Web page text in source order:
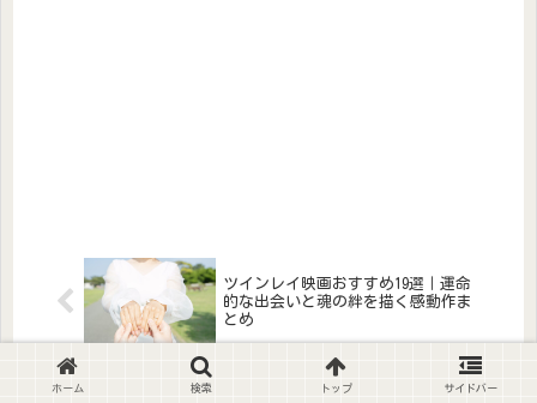
ツインレイ映画おすすめ19選｜運命
的な出会いと魂の絆を描く感動作ま
とめ
ツインレイの左腕が痛い・しびれる
ホーム 検索 トップ サイドバー